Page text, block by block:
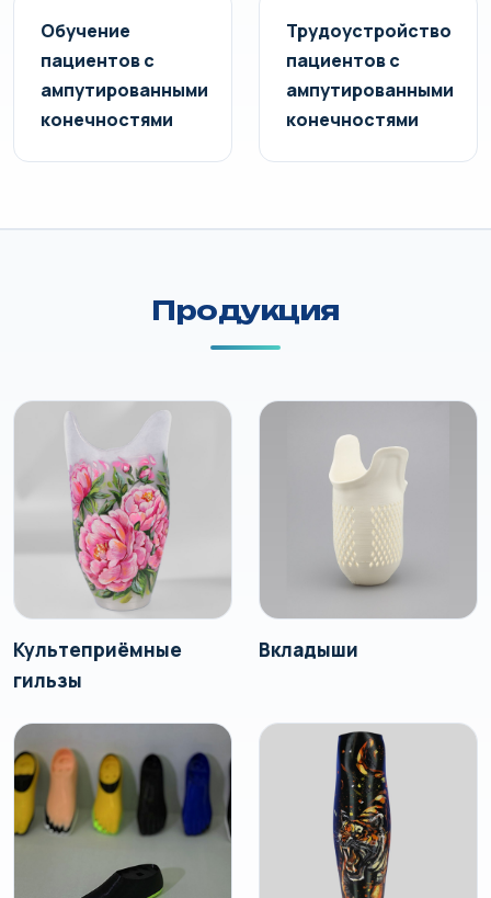
Обучение
пациентов с
ампутированными
конечностями
Трудоустройство
пациентов с
ампутированными
конечностями
Продукция
Культеприёмные
гильзы
Вкладыши